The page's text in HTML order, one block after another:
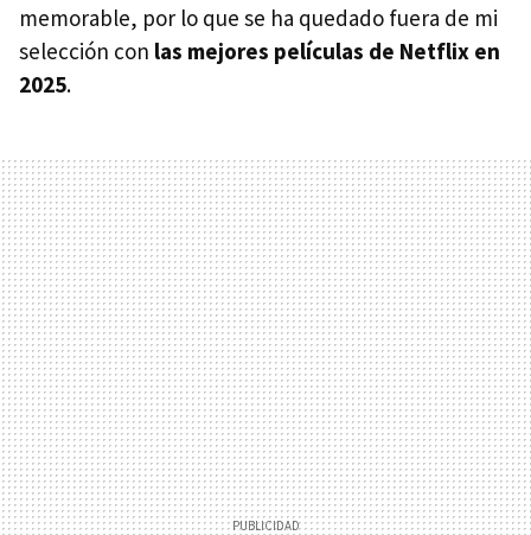
memorable, por lo que se ha quedado fuera de mi
selección con las mejores películas de Netflix en
2025.